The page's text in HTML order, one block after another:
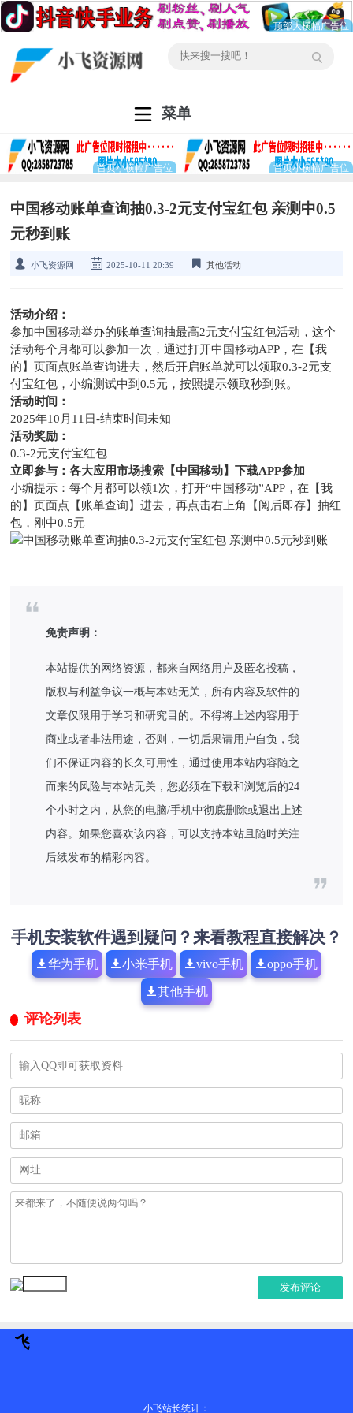
菜单
中国移动账单查询抽0.3-2元支付宝红包 亲测中0.5
元秒到账
小飞资源网 2025-10-11 20:39 其他活动
活动介绍：
参加中国移动举办的账单查询抽最高2元支付宝红包活动，这个
活动每个月都可以参加一次，通过打开中国移动APP，在【我
的】页面点账单查询进去，然后开启账单就可以领取0.3-2元支
付宝红包，小编测试中到0.5元，按照提示领取秒到账。
活动时间：
2025年10月11日-结束时间未知
活动奖励：
0.3-2元支付宝红包
立即参与：各大应用市场搜索【中国移动】下载APP参加
小编提示：每个月都可以领1次，打开“中国移动”APP，在【我
的】页面点【账单查询】进去，再点击右上角【阅后即存】抽红
包，刚中0.5元
免责声明：
本站提供的网络资源，都来自网络用户及匿名投稿，
版权与利益争议一概与本站无关，所有内容及软件的
文章仅限用于学习和研究目的。不得将上述内容用于
商业或者非法用途，否则，一切后果请用户自负，我
们不保证内容的长久可用性，通过使用本站内容随之
而来的风险与本站无关，您必须在下载和浏览后的24
个小时之内，从您的电脑/手机中彻底删除或退出上述
内容。如果您喜欢该内容，可以支持本站且随时关注
后续发布的精彩内容。
手机安装软件遇到疑问？来看教程直接解决？
华为手机 小米手机 vivo手机 oppo手机
其他手机
评论列表
发布评论
小飞站长统计：